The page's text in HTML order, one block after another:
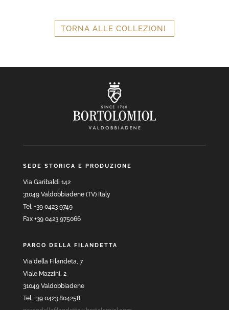
TORNA ALLE COLLEZIONI
SEDE STORICA E PRODUZIONE
Via Garibaldi 142
31049 Valdobbiadene (TV) Italy
Tel. +39 0423 9749
Fax +39 0423 975066
PARCO DELLA FILANDETTA
Via della Filandeta, 7
Viale Mazzini, 2
31049 Valdobbiadene
Tel. +39 0423 804258